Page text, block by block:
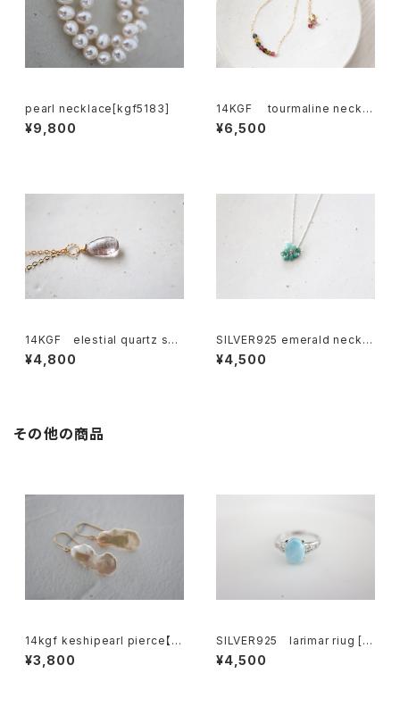
pearl necklace[kgf5183]
¥9,800
14KGF tourmaline neckla
ce[nc1176]
¥6,500
14KGF elestial quartz sha
ped briolette cut necklace
[nc1173]
¥4,800
SILVER925 emerald neckla
ce[kgf3281]
¥4,500
その他の商品
14kgf keshipearl pierce【k
gf5601】
¥3,800
SILVER925 larimar riug [k
gf5198]
¥4,500